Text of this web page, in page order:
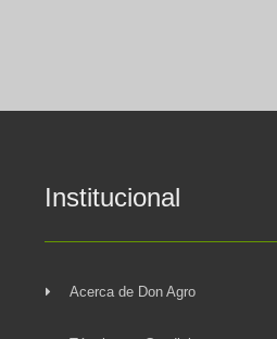
Institucional
Acerca de Don Agro